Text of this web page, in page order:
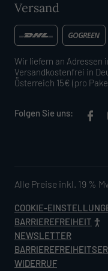
Versand
Wir liefern an Adressen
Versandkostenfrei in
Österreich 15€ (pro
Folgen Sie uns:
Alle Preise inkl. 19 %
COOKIE-
BARRIEREFREIHEIT
NEWSLETTER
WIDERRUF